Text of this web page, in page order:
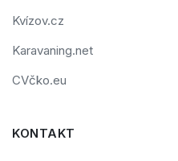
Kvízov.cz
Karavaning.net
CVčko.eu
KONTAKT